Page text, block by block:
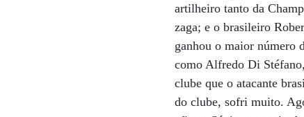
artilheiro tanto da
zaga; e o brasileiro
ganhou o maior número
como Alfredo Di
clube que o atacante
do clube, sofri muito.